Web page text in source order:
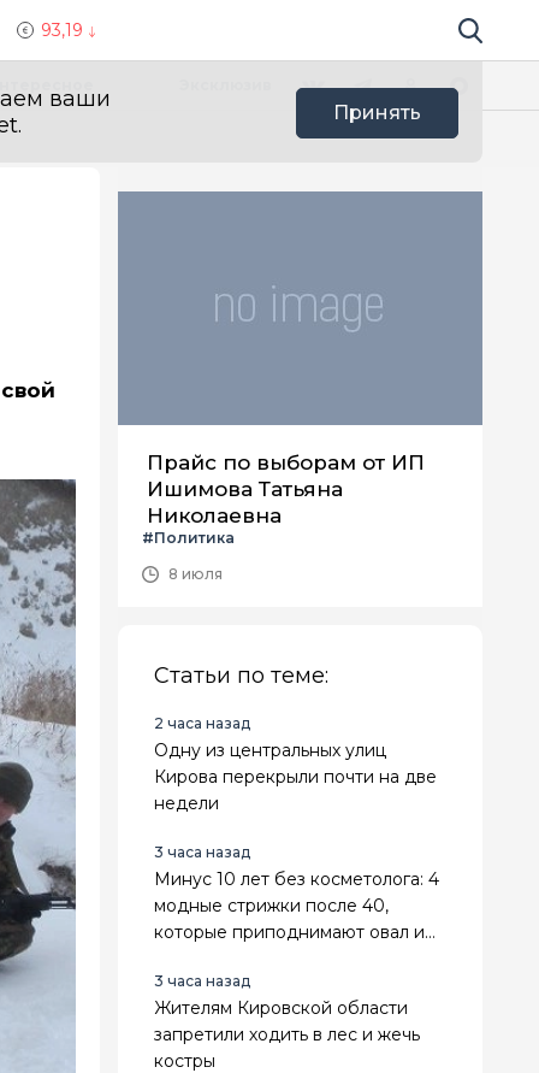
93,19 Поиск по
ваши
Принять
Прайс по выборам от ИП
Ишимова Татьяна
Николаевна
#Политика
8 июля
Статьи по теме:
2 часа назад
Одну из центральных улиц
Кирова перекрыли почти на две
недели
3 часа назад
Минус 10 лет без косметолога: 4
модные стрижки после 40,
которые приподнимают овал и
3 часа назад
Жителям Кировской области
запретили ходить в лес и жечь
костры